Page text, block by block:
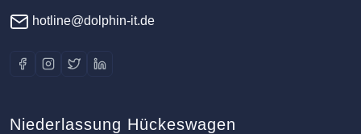
hotline@dolphin-it.de
Niederlassung Hückeswagen